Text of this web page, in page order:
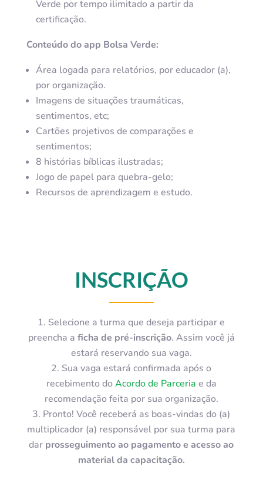
Verde por tempo ilimitado a partir da
certificação.
Conteúdo do app Bolsa Verde:
Área logada para relatórios, por educador (a),
por organização.
Imagens de situações traumáticas,
sentimentos, etc;
Cartões projetivos de comparações e
sentimentos;
8 histórias bíblicas ilustradas;
Jogo de papel para quebra-gelo;
Recursos de aprendizagem e estudo.
INSCRIÇÃO
Selecione a turma que deseja participar e
preencha a ficha de pré-inscrição. Assim você já
estará reservando sua vaga.
Sua vaga estará confirmada após o
recebimento doAcordo de Parceria e da
recomendação feita por sua organização.
Pronto! Você receberá as boas-vindas do (a)
multiplicador (a) responsável por sua turma para
dar prosseguimento ao pagamento e acesso ao
material da capacitação.